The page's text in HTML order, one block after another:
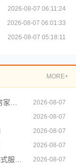
2026-08-07 06:11:24
2026-08-07 06:01:33
2026-08-07 05:18:11
MORE+
2026-08-07
2026-08-07
2026-08-07
2026-08-07
2026-08-07